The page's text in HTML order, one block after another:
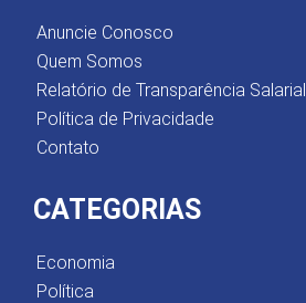
Anuncie Conosco
Quem Somos
Relatório de Transparência Salarial
Política de Privacidade
Contato
CATEGORIAS
Economia
Política